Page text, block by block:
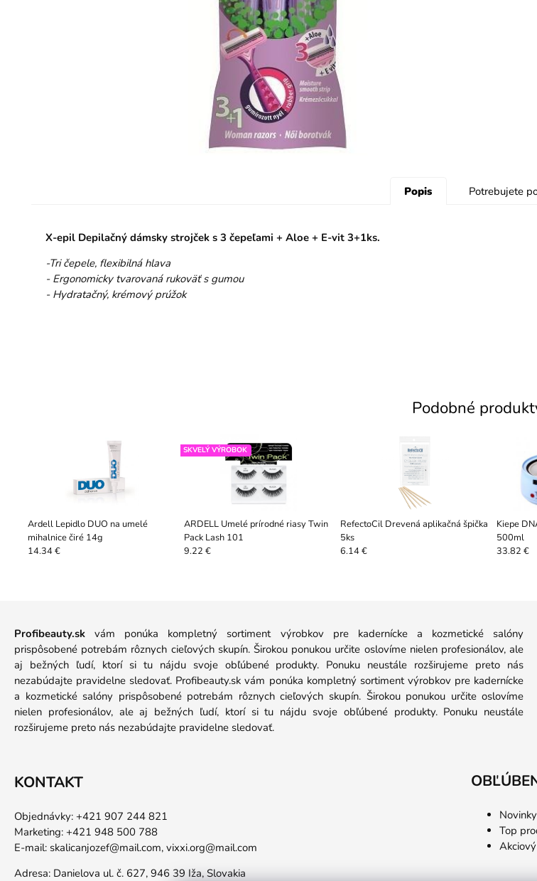
Popis Potrebujete
X-epil Depilačný dámsky strojček s 3 čepeľami + Aloe + E-vit 3+1ks.
-Tri čepele, flexibilná hlava
- Ergonomicky tvarovaná rukoväť s gumou
- Hydratačný, krémový prúžok
Podobné
Ardell Lepidlo DUO na umelé
mihalnice čiré 14g
14.34 €
ARDELL Umelé prírodné riasy Twin
Pack Lash 101
SKVELÝ VÝROBOK
9.22 €
RefectoCil Drevená aplikačná špička
5ks
6.14 €
Kiepe DNA Ohrievač vosku
500ml
33.82 €
Profibeauty.sk vám ponúka kompletný sortiment výrobkov pre kadernícke a kozmetické salóny
prispôsobené potrebám rôznych cieľových skupín. Širokou ponukou určite oslovíme nielen profesionálov, ale
aj bežných ľudí, ktorí si tu nájdu svoje obľúbené produkty. Ponuku neustále rozširujeme preto nás
nezabúdajte pravidelne sledovať. Profibeauty.sk vám ponúka kompletný sortiment výrobkov pre kadernícke
a kozmetické salóny prispôsobené potrebám rôznych cieľových skupín. Širokou ponukou určite oslovíme
nielen profesionálov, ale aj bežných ľudí, ktorí si tu nájdu svoje obľúbené produkty. Ponuku neustále
rozširujeme preto nás nezabúdajte pravidelne sledovať.
KONTAKT
Objednávky: +421 907 244 821
Marketing: +421 948 500 788
E-mail: skalicanjozef@mail.com, vixxi.org@mail.com
Adresa: Danielova ul. č. 627, 946 39 Iža, Slovakia
Novinky
Top